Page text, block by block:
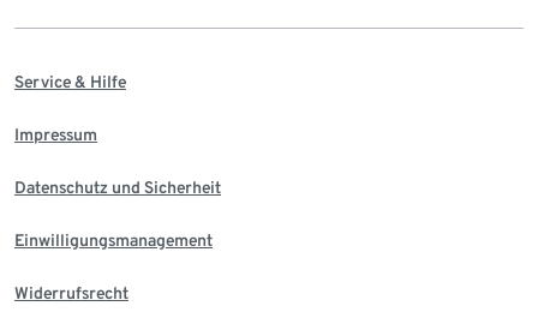
Service & Hilfe
Impressum
Datenschutz und Sicherheit
Einwilligungsmanagement
Widerrufsrecht